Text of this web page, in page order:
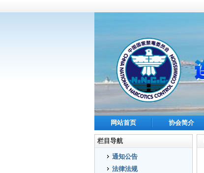
网站首页
协会简介
栏目导航
通知公告
法律法规